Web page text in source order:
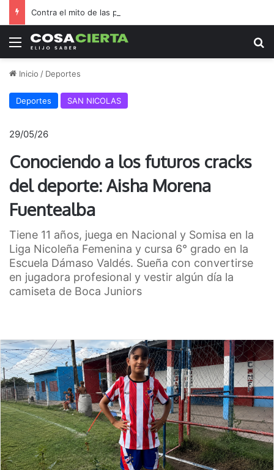
Menú
Inicio / Deportes
Deportes SAN NICOLAS
29/05/26
Conociendo a los futuros cracks
del deporte: Aisha Morena
Fuentealba
Tiene 11 años, juega en Nacional y Somisa en la
Liga Nicoleña Femenina y cursa 6° grado en la
Escuela Dámaso Valdés. Sueña con convertirse
en jugadora profesional y vestir algún día la
camiseta de Boca Juniors